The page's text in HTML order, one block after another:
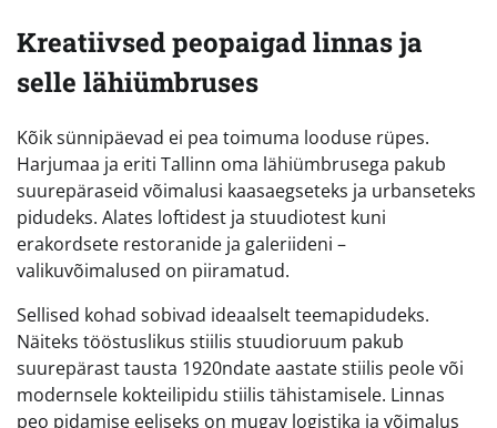
Kreatiivsed peopaigad linnas ja
selle lähiümbruses
Kõik sünnipäevad ei pea toimuma looduse rüpes.
Harjumaa ja eriti Tallinn oma lähiümbrusega pakub
suurepäraseid võimalusi kaasaegseteks ja urbanseteks
pidudeks. Alates loftidest ja stuudiotest kuni
erakordsete restoranide ja galeriideni –
valikuvõimalused on piiramatud.
Sellised kohad sobivad ideaalselt teemapidudeks.
Näiteks tööstuslikus stiilis stuudioruum pakub
suurepärast tausta 1920ndate aastate stiilis peole või
modernsele kokteilipidu stiilis tähistamisele. Linnas
peo pidamise eeliseks on mugav logistika ja võimalus